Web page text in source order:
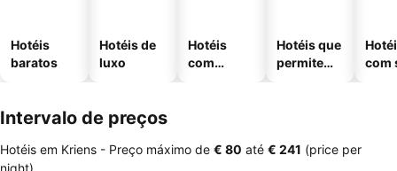
Hotéis
baratos
Hotéis de
luxo
Hotéis
com
Hotéis que
permitem
com
Intervalo de preços
Hotéis em Kriens - Preço máximo de ‎€ 80 até ‎€ 241 (price per
night)